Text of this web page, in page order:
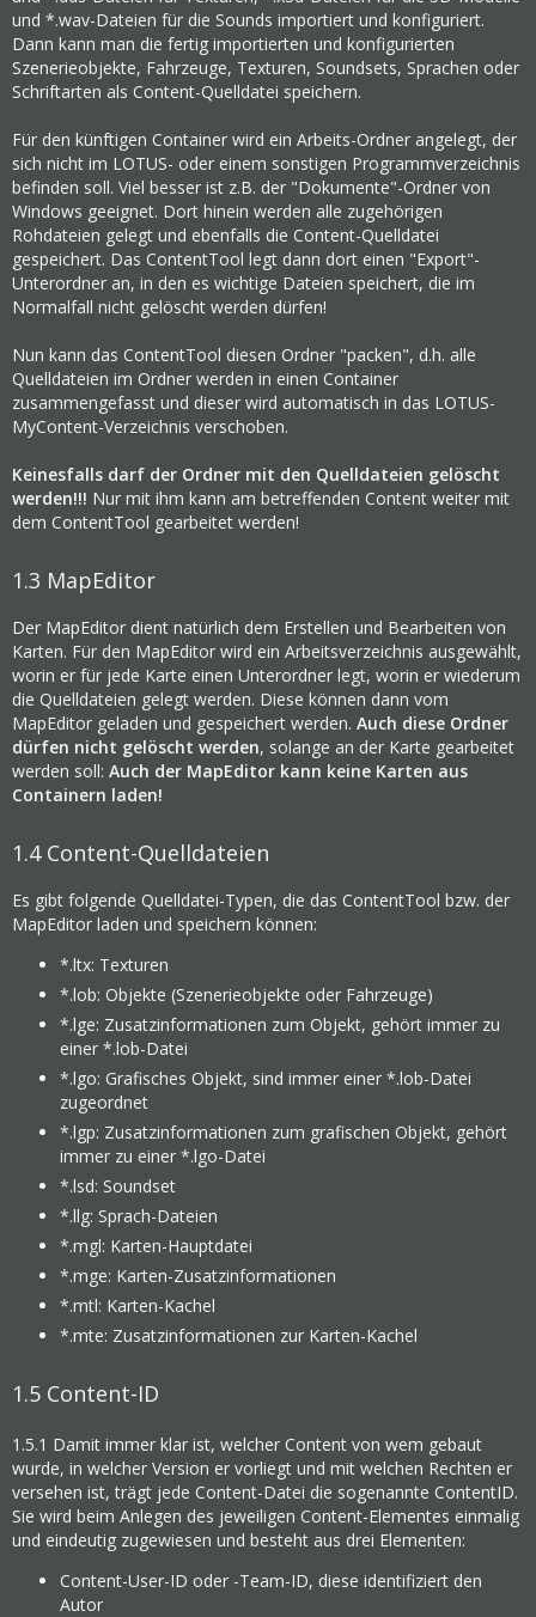
und *.wav-Dateien für die Sounds importiert und konfiguriert.
Dann kann man die fertig importierten und konfigurierten
Szenerieobjekte, Fahrzeuge, Texturen, Soundsets, Sprachen oder
Schriftarten als Content-Quelldatei speichern.
Für den künftigen Container wird ein Arbeits-Ordner angelegt, der
sich nicht im LOTUS- oder einem sonstigen Programmverzeichnis
befinden soll. Viel besser ist z.B. der "Dokumente"-Ordner von
Windows geeignet. Dort hinein werden alle zugehörigen
Rohdateien gelegt und ebenfalls die Content-Quelldatei
gespeichert. Das ContentTool legt dann dort einen "Export"-
Unterordner an, in den es wichtige Dateien speichert, die im
Normalfall nicht gelöscht werden dürfen!
Nun kann das ContentTool diesen Ordner "packen", d.h. alle
Quelldateien im Ordner werden in einen Container
zusammengefasst und dieser wird automatisch in das LOTUS-
MyContent-Verzeichnis verschoben.
Keinesfalls darf der Ordner mit den Quelldateien gelöscht
werden!!! Nur mit ihm kann am betreffenden Content weiter mit
dem ContentTool gearbeitet werden!
1.3 MapEditor
Der MapEditor dient natürlich dem Erstellen und Bearbeiten von
Karten. Für den MapEditor wird ein Arbeitsverzeichnis ausgewählt,
worin er für jede Karte einen Unterordner legt, worin er wiederum
die Quelldateien gelegt werden. Diese können dann vom
MapEditor geladen und gespeichert werden. Auch diese Ordner
dürfen nicht gelöscht werden, solange an der Karte gearbeitet
werden soll: Auch der MapEditor kann keine Karten aus
Containern laden!
1.4 Content-Quelldateien
Es gibt folgende Quelldatei-Typen, die das ContentTool bzw. der
MapEditor laden und speichern können:
*.ltx: Texturen
*.lob: Objekte (Szenerieobjekte oder Fahrzeuge)
*.lge: Zusatzinformationen zum Objekt, gehört immer zu
einer *.lob-Datei
*.lgo: Grafisches Objekt, sind immer einer *.lob-Datei
zugeordnet
*.lgp: Zusatzinformationen zum grafischen Objekt, gehört
immer zu einer *.lgo-Datei
*.lsd: Soundset
*.llg: Sprach-Dateien
*.mgl: Karten-Hauptdatei
*.mge: Karten-Zusatzinformationen
*.mtl: Karten-Kachel
*.mte: Zusatzinformationen zur Karten-Kachel
1.5 Content-ID
1.5.1 Damit immer klar ist, welcher Content von wem gebaut
wurde, in welcher Version er vorliegt und mit welchen Rechten er
versehen ist, trägt jede Content-Datei die sogenannte ContentID.
Sie wird beim Anlegen des jeweiligen Content-Elementes einmalig
und eindeutig zugewiesen und besteht aus drei Elementen:
Content-User-ID oder -Team-ID, diese identifiziert den
Autor